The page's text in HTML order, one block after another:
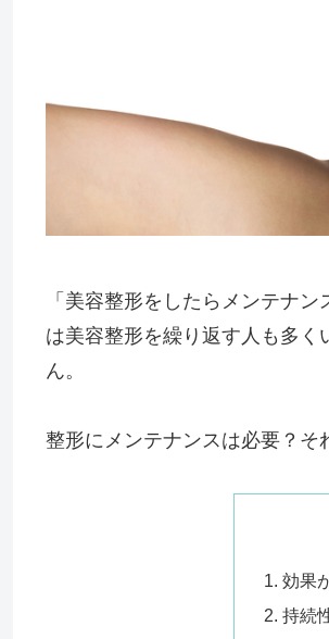
「美容整形をしたらメンテナ
は美容整形を繰り返す人も多
ん。
整形にメンテナンスは必要？そ
効果
持続